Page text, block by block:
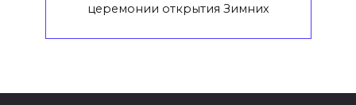
церемонии открытия Зимних